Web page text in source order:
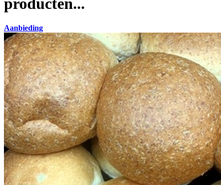
producten...
Aanbieding